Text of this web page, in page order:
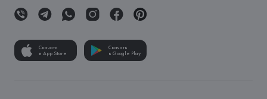
Скачать
в App Store
Скачать
в Google Play